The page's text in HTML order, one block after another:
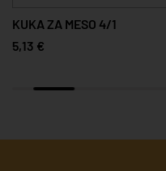
KUKA ZA MESO 4/1
5,13 €